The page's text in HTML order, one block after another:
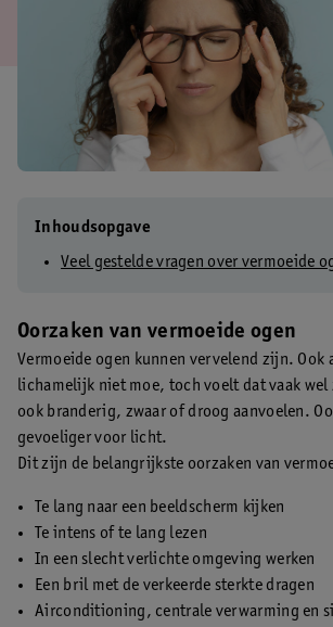
Inhoudsopgave
Veel gestelde vragen over vermoeide
Oorzaken van vermoeide ogen
Vermoeide ogen kunnen vervelend zijn. Ook
lichamelijk niet moe, toch voelt dat vaak wel
ook branderig, zwaar of droog aanvoelen.
gevoeliger voor licht.
Dit zijn de belangrijkste oorzaken van
Te lang naar een beeldscherm kijken
Te intens of te lang lezen
In een slecht verlichte omgeving werken
Een bril met de verkeerde sterkte dragen
Airconditioning, centrale verwarming en